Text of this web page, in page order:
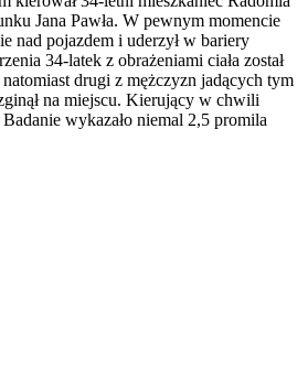
Jana Pawła. W pewnym momencie
nad pojazdem i uderzył w bariery
34-latek z obrażeniami ciała został
drugi z mężczyzn jadących tym
na miejscu. Kierujący w chwili
wykazało niemal 2,5 promila